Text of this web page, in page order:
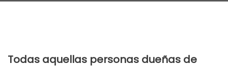
Todas aquellas personas dueñas de